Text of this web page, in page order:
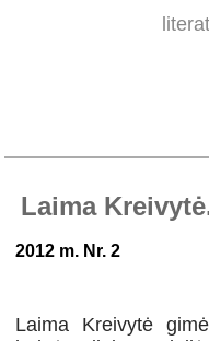
Laima
2012 m. Nr. 2
Laima Kreivytė